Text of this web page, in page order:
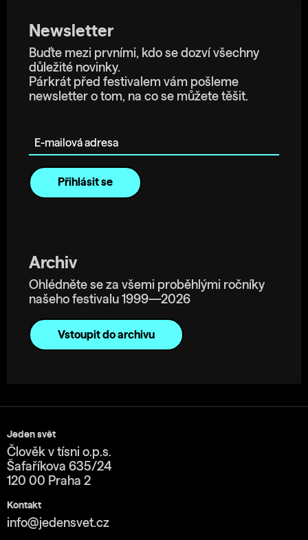
Newsletter
Buďte mezi prvními, kdo se dozví všechny
důležité novinky.
Párkrát před festivalem vám pošleme
newsletter o tom, na co se můžete těšit.
Archiv
Ohlédněte se za všemi proběhlými ročníky
našeho festivalu 1999—2026
Vstoupit do archivu
Jeden svět
Člověk v tísni o.p.s.
Šafaříkova 635/24
120 00 Praha 2
Kontakt
info@jedensvet.cz